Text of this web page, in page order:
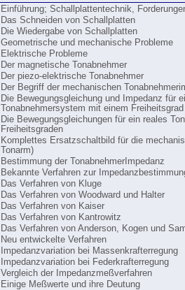
Einführung; Schallplattentechnik,
Das Schneiden von Schallplatten
Die Wiedergabe von Schallplatten
Geometrische und mechanische Probleme
Elektrische Probleme
Der magnetische Tonabnehmer
Der piezo-elektrische Tonabnehmer
Der Begriff der mechanischen
Die Bewegungsgleichung und Impedanz für
Tonabnehmersystem mit einem Freiheitsgrad
Die Bewegungsgleichungen für ein reales
Freiheitsgraden
Komplettes Ersatzschaltbild für die
Tonarm)
Bestimmung der TonabnehmerImpedanz
Bekannte Verfahren zur
Das Verfahren von Kluge
Das Verfahren von Woodward und Halter
Das Verfahren von Kaiser
Das Verfahren von Kantrowitz
Das Verfahren von Anderson, Kogen und
Neu entwickelte Verfahren
Impedanzvariation bei Massenkrafterregung
Impedanzvariation bei Federkrafterregung
Vergleich der Impedanzmeßverfahren
Einige Meßwerte und ihre Deutung